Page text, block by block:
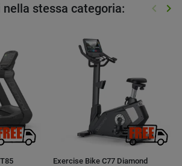
stessa categoria: keyboard_arrow_left keyboard_arrow_right
Exercise Bike C77 Diamond